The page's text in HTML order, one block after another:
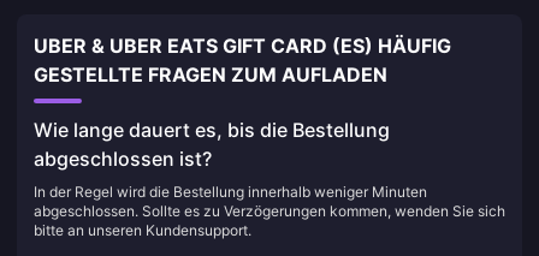
UBER & UBER EATS GIFT CARD (ES) HÄUFIG
GESTELLTE FRAGEN ZUM AUFLADEN
Wie lange dauert es, bis die Bestellung
abgeschlossen ist?
In der Regel wird die Bestellung innerhalb weniger Minuten
abgeschlossen. Sollte es zu Verzögerungen kommen, wenden Sie sich
bitte an unseren Kundensupport.